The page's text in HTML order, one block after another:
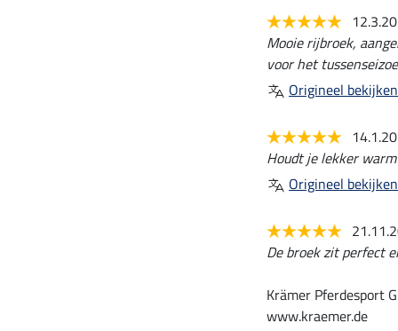
Mooie rijbroek,
voor het
Origineel bekijken
Houdt je lekker
Origineel bekijken
De broek zit perfect
Krämer Pferdesport
www.kraemer.de